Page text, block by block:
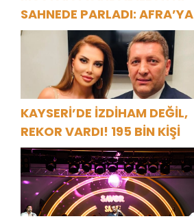
SAHNEDE PARLADI: AFRA’YA
HARBİYE’DE BÜYÜK ALKIŞ
KAYSERİ’DE İZDİHAM DEĞİL,
REKOR VARDI! 195 BİN KİŞİ